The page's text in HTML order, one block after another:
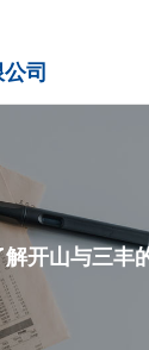
司
开山与三丰